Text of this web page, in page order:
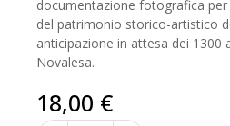
documentazione fotografica
del patrimonio storico-artistico
anticipazione in attesa dei 1300
Novalesa.
18,00 €